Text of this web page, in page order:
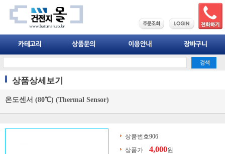
상품상세보기
온도센서 (80℃) (Thermal Sensor)
상품번호906
상품가
4,000원